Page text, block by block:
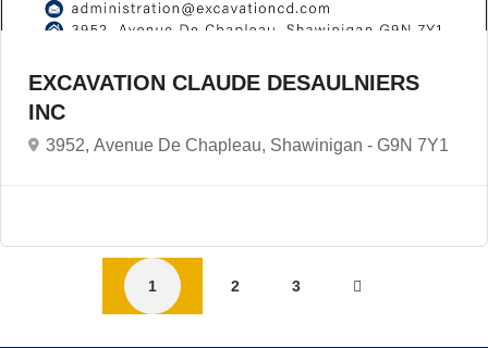
EXCAVATION CLAUDE DESAULNIERS
INC
3952, Avenue De Chapleau, Shawinigan - G9N 7Y1
1 2 3